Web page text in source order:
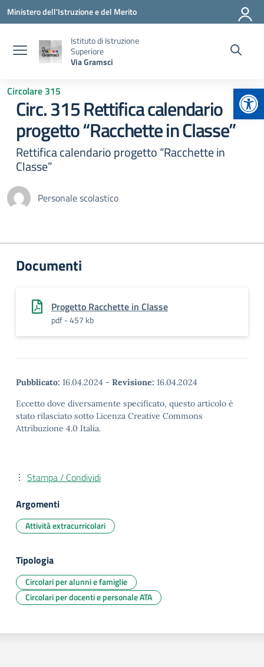
Vai ai contenuti
Vai al menu di navigazione
Vai al footer
Ministero dell'Istruzione e del Merito
Istituto di Istruzione
Superiore
Via Gramsci
Circolare 315
Circ. 315 Rettifica calendario
progetto “Racchette in Classe”
Rettifica calendario progetto “Racchette in
Classe”
Personale scolastico
Documenti
Progetto Racchette in Classe
pdf - 457 kb
Pubblicato: 16.04.2024 - Revisione: 16.04.2024
Eccetto dove diversamente specificato, questo articolo è
stato rilasciato sotto Licenza Creative Commons
Attribuzione 4.0 Italia.
Stampa / Condividi
Argomenti
Attività extracurricolari
Tipologia
Circolari per alunni e famiglie
Circolari per docenti e personale ATA